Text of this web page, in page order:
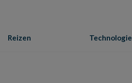
Reizen Technologie